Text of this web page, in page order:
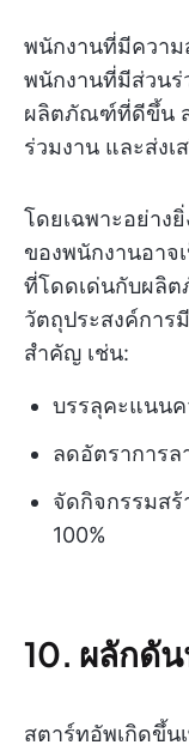
พนักงานที่มีควา
พนักงานที่มีส่วนร่
ผลิตภัณฑ์ที่ดีขึ้น ส
ร่วมงาน และส่งเ
โดยเฉพาะอย่าง
ของพนักงานอา
ที่โดดเด่นกับผลิ
วัตถุประสงค์การ
สำคัญ เช่น:
บรรลุคะแนนค
ลดอัตราการล
จัดกิจกรรมสร้
100%
10. ผลักดั
สตาร์ทอัพเกิดขึ้น